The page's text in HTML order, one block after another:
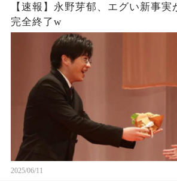
【速報】永野芽郁、エグい新事実
完全終了w
2025/06/11